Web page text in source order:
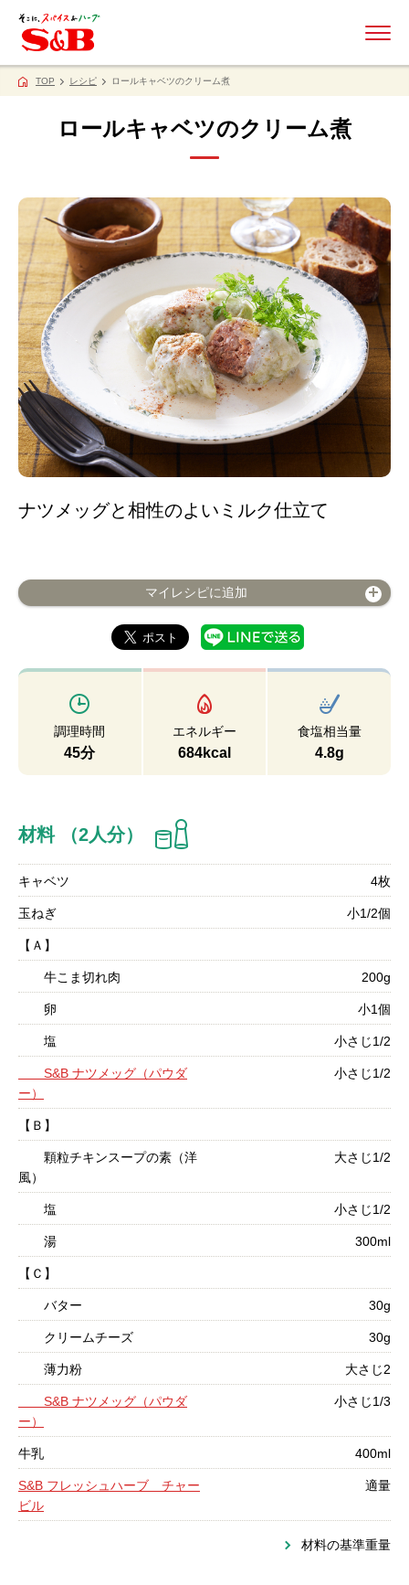
TOP レシピ ロールキャベツのクリーム煮
ロールキャベツのクリーム煮
ナツメッグと相性のよいミルク仕立て
マイレシピに追加
調理時間
45分
エネルギー
684kcal
食塩相当量
4.8g
材料 （2人分）
キャベツ 4枚
玉ねぎ 小1/2個
【Ａ】
牛こま切れ肉 200g
卵 小1個
塩 小さじ1/2
S&B ナツメッグ（パウダ
ー）
小さじ1/2
【Ｂ】
顆粒チキンスープの素（洋
風）
大さじ1/2
塩 小さじ1/2
湯 300ml
【Ｃ】
バター 30g
クリームチーズ 30g
薄力粉 大さじ2
S&B ナツメッグ（パウダ
ー）
小さじ1/3
牛乳 400ml
S&B フレッシュハーブ チャー
ビル
適量
材料の基準重量